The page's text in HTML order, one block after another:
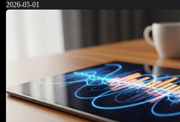
2026-05-01